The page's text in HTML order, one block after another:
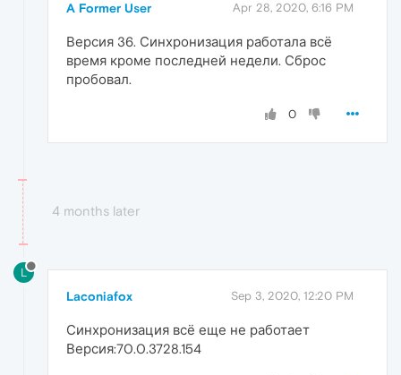
A Former User Apr 28, 2020, 6:16 PM
Версия 36. Синхронизация работала всё
время кроме последней недели. Сброс
пробовал.
0
4 months later
L
Laconiafox Sep 3, 2020, 12:20 PM
Синхронизация всё еще не работает
Версия:70.0.3728.154